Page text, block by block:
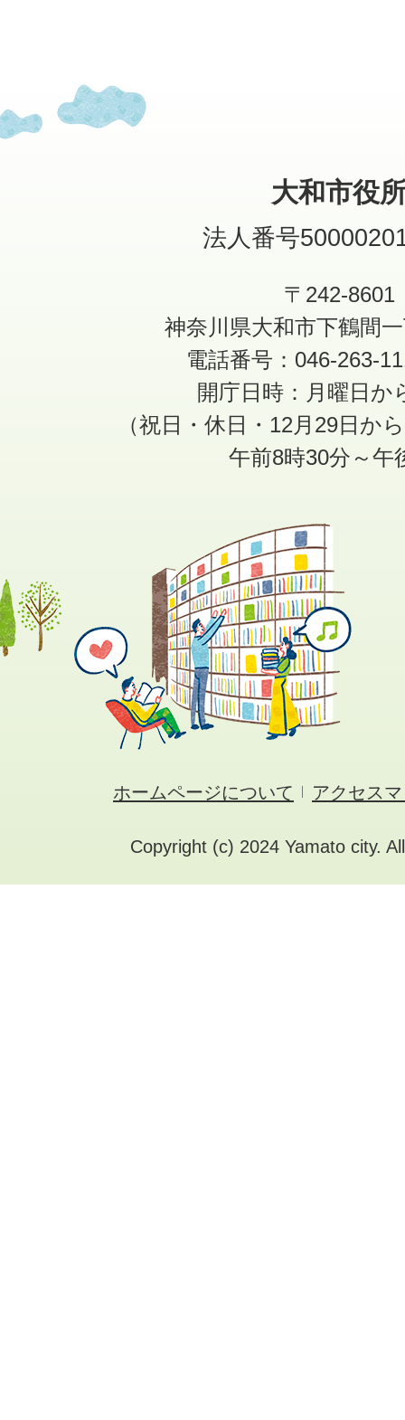
大和市役
法人番号
〒242-8601
神奈川県大和市下鶴間
電話番号：046-263-
開庁日時：月曜日か
（祝日・休日・12月29日か
午前8時30分～午
ホームページについて アクセス
Copyright (c) 2024 Yamato city.